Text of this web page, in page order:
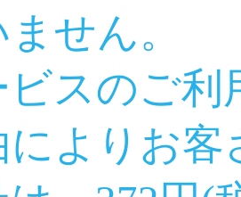
せん。
スのご利
によりお